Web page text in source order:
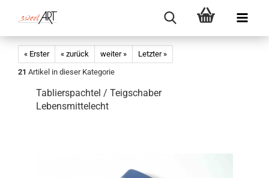
« Erster « zurück weiter »
Letzter »
21 Artikel in dieser Kategorie
Tablierspachtel / Teigschaber
Lebensmittelecht